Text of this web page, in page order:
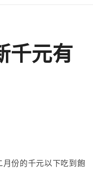
千元有
月份的千元以下吃到飽